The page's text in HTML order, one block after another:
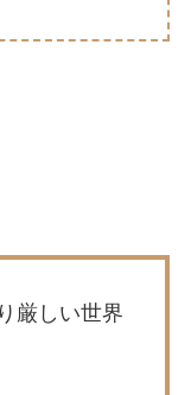
厳しい世界